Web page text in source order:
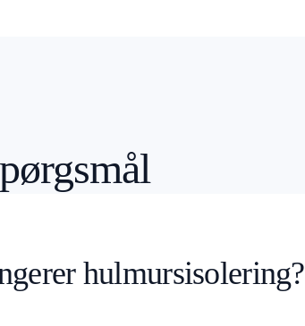
hulmursisolering?